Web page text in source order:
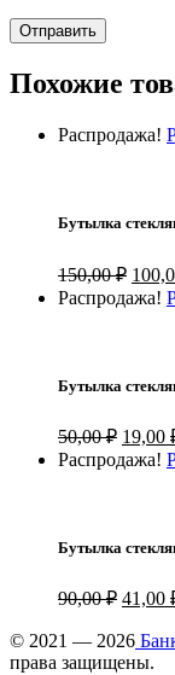
Похожие
Распродажа!
Бутылка
150,00₽
цена
Распродажа!
Бутылка
50,00₽
цена
19,00
Распродажа!
Бутылка
90,00₽
90,00 ₽.
41,00
© 2021 — 2026
права защищены.